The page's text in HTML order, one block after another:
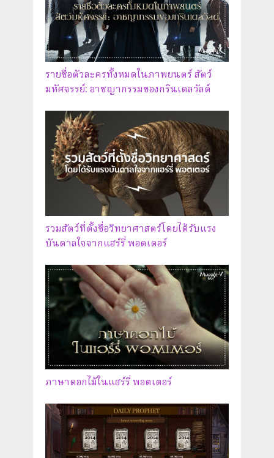
รายชื่อตัวละครทั้งหมดในภาพยนตร์ สัตว์
มหัศจรรย์: อาชญากรรมของกรินเดลวัลด์
รวมสัตว์ที่ตั้งชื่อวิทยาศาสตร์โดยได้รับแรง
บันดาลใจจากแฮร์รี่ พอตเตอร์
ภาษาดอกไม้ในแฮร์รี่ พอตเตอร์